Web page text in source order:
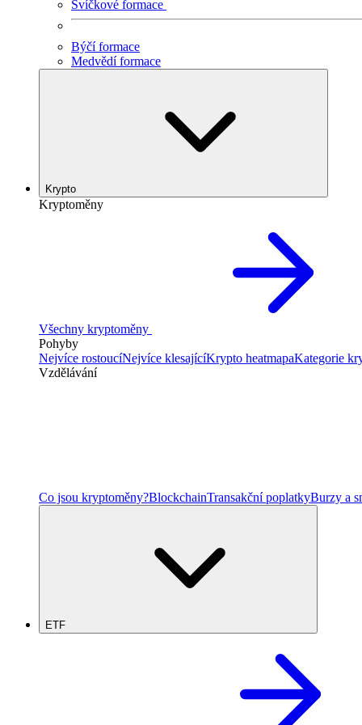
Svíčkové formace
Býčí formace
Medvědí formace
Krypto
Kryptoměny
Všechny kryptoměny
Pohyby
Nejvíce rostoucíNejvíce klesajícíKrypto heatmapaKategorie
Vzdělávání
Co jsou kryptoměny?BlockchainTransakční poplatkyBurzy a
ETF